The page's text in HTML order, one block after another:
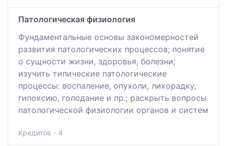
Патологическая физиология
Фундаментальные основы закономерностей
развития патологических процессов; понятие
о сущности жизни, здоровья, болезни;
изучить типические патологические
процессы: воспаление, опухоли, лихорадку,
гипоксию, голодание и пр.; раскрыть вопросы
патологической физиологии органов и систем
Кредитов - 4